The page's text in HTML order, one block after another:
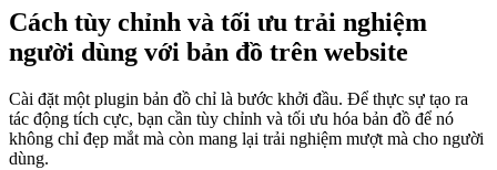
Cách tùy chỉnh và tối ưu trải nghiệm
người dùng với bản đồ trên website
Cài đặt một plugin bản đồ chỉ là bước khởi đầu. Để thực sự tạo ra
tác động tích cực, bạn cần tùy chỉnh và tối ưu hóa bản đồ để nó
không chỉ đẹp mắt mà còn mang lại trải nghiệm mượt mà cho người
dùng.